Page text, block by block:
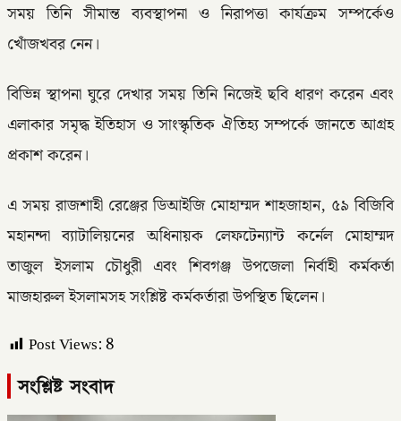
সময় তিনি সীমান্ত ব্যবস্থাপনা ও নিরাপত্তা কার্যক্রম সম্পর্কেও
খোঁজখবর নেন।
বিভিন্ন স্থাপনা ঘুরে দেখার সময় তিনি নিজেই ছবি ধারণ করেন এবং
এলাকার সমৃদ্ধ ইতিহাস ও সাংস্কৃতিক ঐতিহ্য সম্পর্কে জানতে আগ্রহ
প্রকাশ করেন।
এ সময় রাজশাহী রেঞ্জের ডিআইজি মোহাম্মদ শাহজাহান, ৫৯ বিজিবি
মহানন্দা ব্যাটালিয়নের অধিনায়ক লেফটেন্যান্ট কর্নেল মোহাম্মদ
তাজুল ইসলাম চৌধুরী এবং শিবগঞ্জ উপজেলা নির্বাহী কর্মকর্তা
মাজহারুল ইসলামসহ সংশ্লিষ্ট কর্মকর্তারা উপস্থিত ছিলেন।
Post Views:8
সংশ্লিষ্ট সংবাদ